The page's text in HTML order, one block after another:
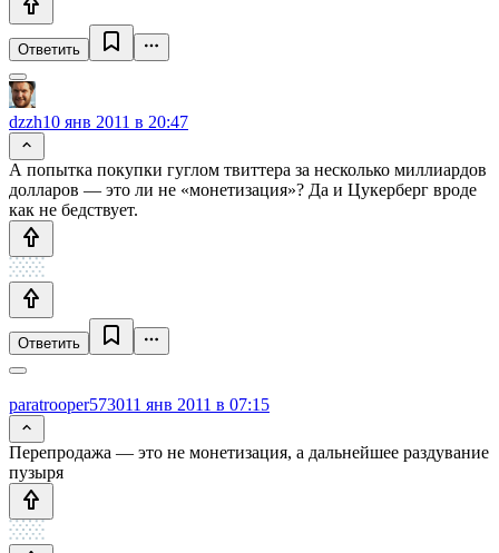
Ответить
dzzh10 янв 2011 в 20:47
А попытка покупки гуглом твиттера за несколько миллиардов
долларов — это ли не «монетизация»? Да и Цукерберг вроде
как не бедствует.
Ответить
paratrooper573011 янв 2011 в 07:15
Перепродажа — это не монетизация, а дальнейшее раздувание
пузыря